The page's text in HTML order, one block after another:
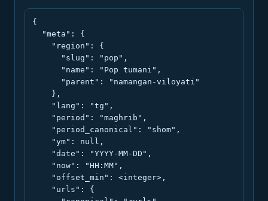
{
  "meta": {
    "region": {
      "slug": "pop",
      "name": "Pop tumani",
      "parent": "namangan-viloyati"
    },
    "lang": "tg",
    "period": "maghrib",
    "period_canonical": "shom",
    "ym": null,
    "date": "YYYY-MM-DD",
    "now": "HH:MM",
    "offset_min": <integer>,
    "urls": {